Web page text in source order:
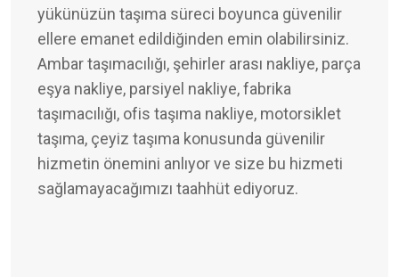
yükünüzün taşıma süreci boyunca güvenilir
ellere emanet edildiğinden emin olabilirsiniz.
Ambar taşımacılığı, şehirler arası nakliye, parça
eşya nakliye, parsiyel nakliye, fabrika
taşımacılığı, ofis taşıma nakliye, motorsiklet
taşıma, çeyiz taşıma konusunda güvenilir
hizmetin önemini anlıyor ve size bu hizmeti
sağlamayacağımızı taahhüt ediyoruz.